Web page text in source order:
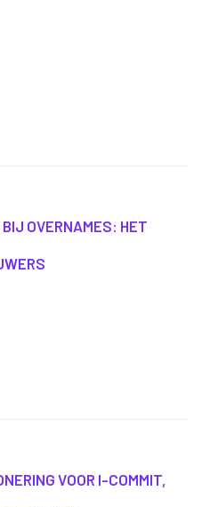
OVERNAMES: HET
VOOR I-COMMIT,